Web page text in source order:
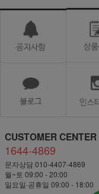
CUSTOMER CENTER
1644-4869
문자상담 010-4407-4869
월~토 09:00 - 20:00
일요일·공휴일 09:00 - 18:00